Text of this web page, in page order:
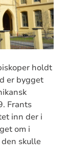
holdt
er bygget
Frants
inn der i
om i
skulle